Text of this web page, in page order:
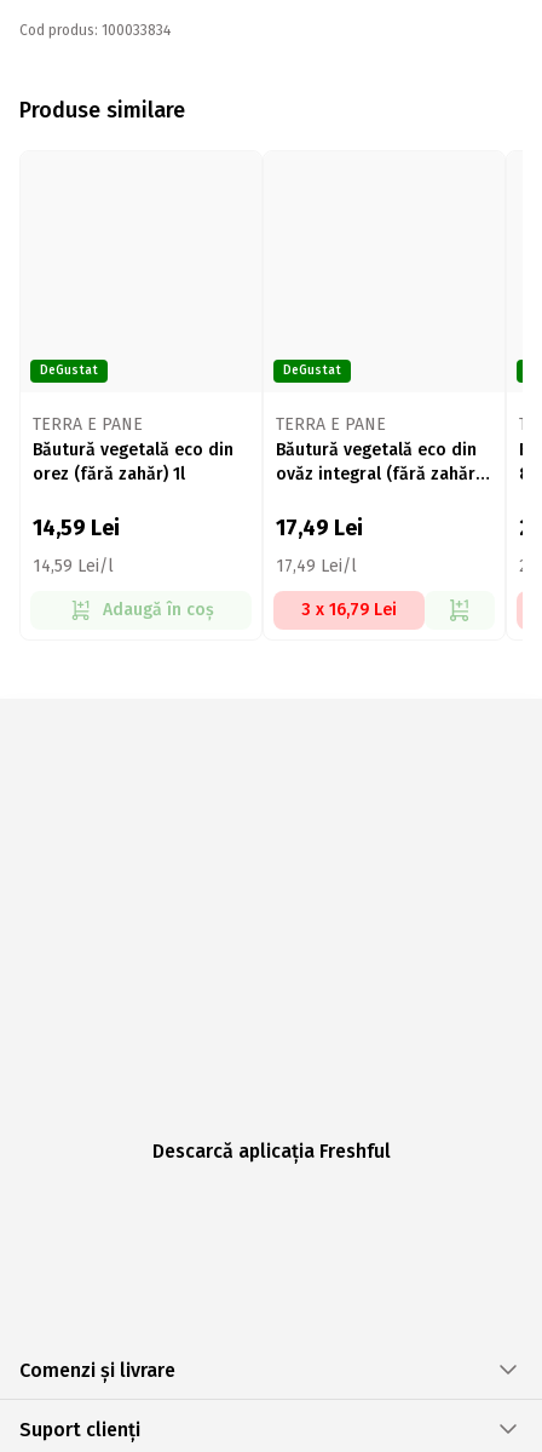
Cod produs: 100033834
Produse similare
DeGustat
TERRA E PANE
Băutură vegetală eco din
orez (fără zahăr) 1l
14,59 Lei
14,59 Lei/l
Adaugă în coș
DeGustat
TERRA E PANE
Băutură vegetală eco din
ovăz integral (fără zahăr)
17,49 Lei
17,49 Lei/l
3 x 16,79 Lei
Descarcă aplicația Freshful
Comenzi și livrare
Suport clienți